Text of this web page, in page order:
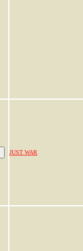
JUST WAR